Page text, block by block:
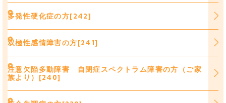
多発性硬化症の方[242]
双極性感情障害の方[241]
注意欠陥多動障害 自閉症スペクトラム障害の方（ご家
族より）[240]